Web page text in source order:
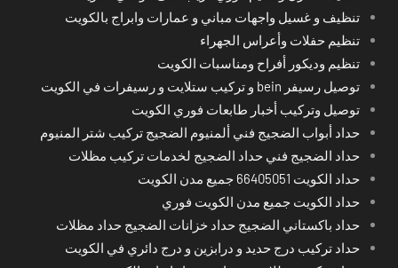
تنظيف و غسيل واجهات مباني و عمارات وابراج بالكويت
تنظيم حفلات وأعراس الجهراء
تنظيم وديكور أفراح ومناسبات الكويت
توصيل رسيفر bein و تركيب ستلايت و رسيفرات في الكويت
توصيل وتركيب أخبار طابعات فوري الكويت
حداد أبواب الضجيج فني ألمنيوم الضجيج تركيب شتر المنيوم
حداد الضجيج فني حداد الضجيج لخدمات تركيب مظلات
حداد الكويت 66405051 جميع مدن الكويت
حداد الكويت جميع مدن الكويت فوري
حداد باكستاني الضجيج حداد خزانات الضجيج حداد مظلات
حداد تركيب درج حديد و درابزين و درج دائري في الكويت